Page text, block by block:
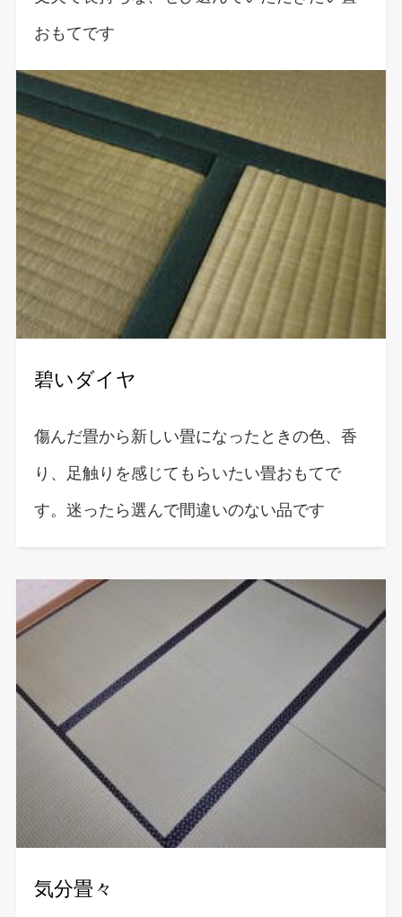
おもてです
碧いダイヤ
傷んだ畳から新しい畳になったときの色、香
り、足触りを感じてもらいたい畳おもてで
す。迷ったら選んで間違いのない品です
気分畳々